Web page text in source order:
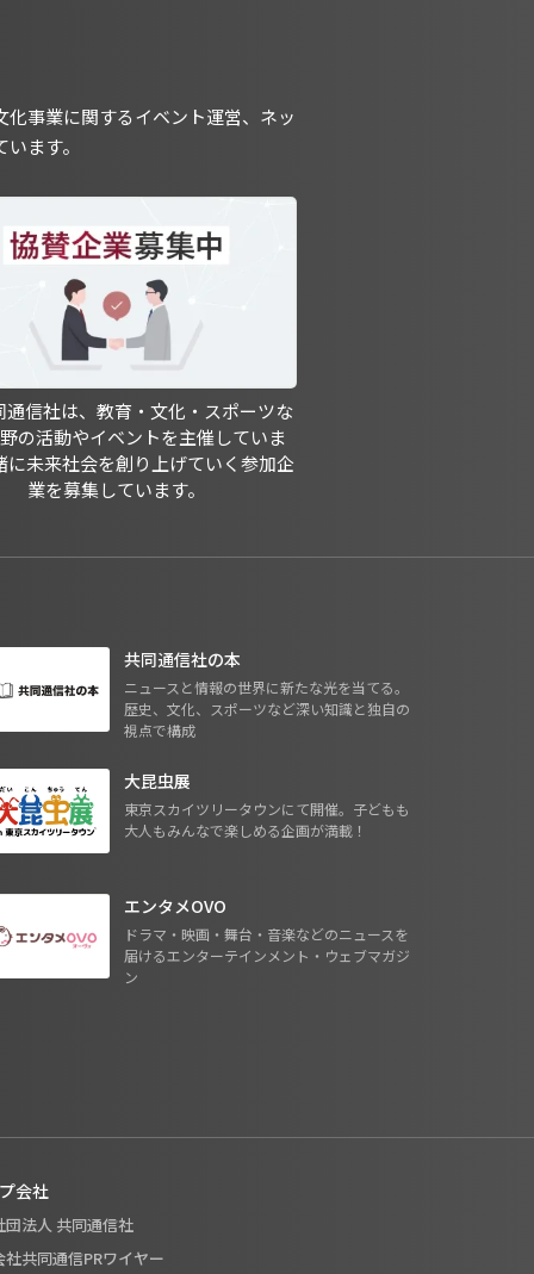
事業に関するイベント運営、ネッ
ます。
通信社は、教育・文化・スポーツな
の活動やイベントを主催していま
に未来社会を創り上げていく参加企
業を募集しています。
共同通信社の本
ニュースと情報の世界に新たな光を当てる。
歴史、文化、スポーツなど深い知識と独自の
視点で構成
大昆虫展
東京スカイツリータウンにて開催。子どもも
大人もみんなで楽しめる企画が満載！
エンタメOVO
ドラマ・映画・舞台・音楽などのニュースを
届けるエンターテインメント・ウェブマガジ
ン
会社
団法人 共同通信社
社共同通信PRワイヤー